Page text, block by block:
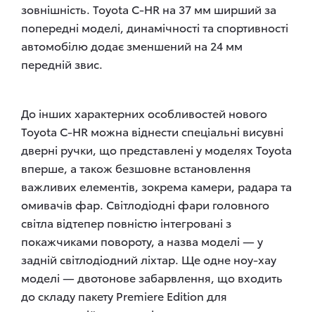
зовнішність. Toyota C-HR на 37 мм ширший за
попередні моделі, динамічності та спортивності
автомобілю додає зменшений на 24 мм
передній звис.
До інших характерних особливостей нового
Toyota C-HR можна віднести спеціальні висувні
дверні ручки, що представлені у моделях Toyota
вперше, а також безшовне встановлення
важливих елементів, зокрема камери, радара та
омивачів фар. Світлодіодні фари головного
світла відтепер повністю інтегровані з
покажчиками повороту, а назва моделі — у
задній світлодіодний ліхтар. Ще одне ноу-хау
моделі — двотонове забарвлення, що входить
до складу пакету Premiere Edition для